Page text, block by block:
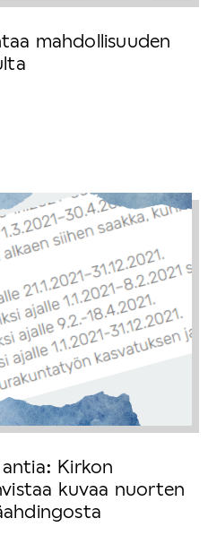
mahdollisuuden
Kirkon
kuvaa nuorten